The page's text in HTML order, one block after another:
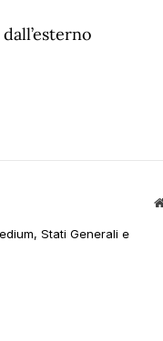
Stati Generali e